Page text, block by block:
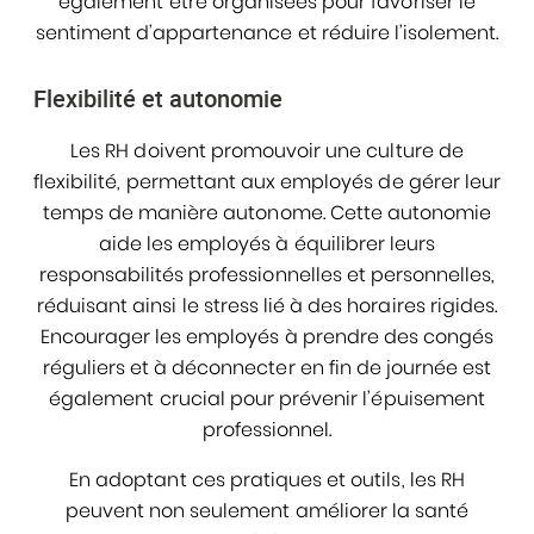
sentiment d’appartenance et réduire l’isolement.
Flexibilité et autonomie
Les RH doivent promouvoir une culture de
flexibilité, permettant aux employés de gérer leur
temps de manière autonome. Cette autonomie
aide les employés à équilibrer leurs
responsabilités professionnelles et personnelles,
réduisant ainsi le stress lié à des horaires rigides.
Encourager les employés à prendre des congés
réguliers et à déconnecter en fin de journée est
également crucial pour prévenir l’épuisement
professionnel.
En adoptant ces pratiques et outils, les RH
peuvent non seulement améliorer la santé